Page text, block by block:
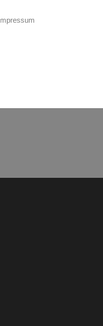
Impressum